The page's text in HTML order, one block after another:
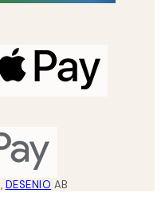
, DESENIO AB